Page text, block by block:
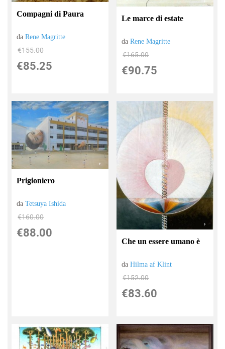
Compagni di Paura
daRene Magritte
€155.00
€85.25
Le marce di estate
daRene Magritte
€165.00
€90.75
Prigioniero
daTetsuya Ishida
€160.00
€88.00
Che un essere umano è
daHilma af Klint
€152.00
€83.60